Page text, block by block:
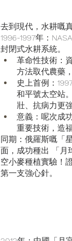
去到現代，水耕嘅
1996-1997年：
封閉式水耕系統。
革命性技術：
方法取代農藥
史上首例：
和平號太空站
壯、抗病力更
意義：呢次成
重要技術，造
同期：俄羅斯嘅「
面，成功種出 「月
空小麥種植實驗！
第一支強心針。